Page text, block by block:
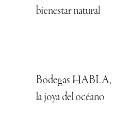
bienestar natural
Bodegas HABLA,
la joya del océano